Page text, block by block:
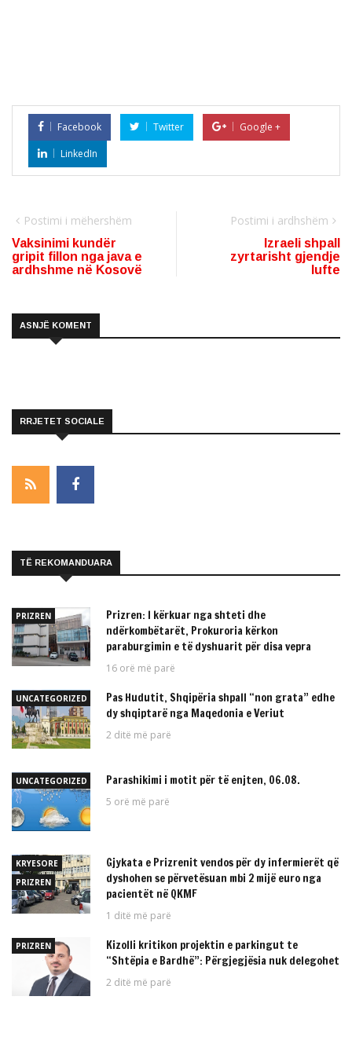
Facebook Twitter
Google +
LinkedIn
Postimi i mëhershëm
Vaksinimi kundër
gripit fillon nga java e
ardhshme në Kosovë
Postimi i ardhshëm
Izraeli shpall
zyrtarisht gjendje
lufte
ASNJË KOMENT
RRJETET SOCIALE
TË REKOMANDUARA
PRIZREN
Prizren: I kërkuar nga shteti dhe
ndërkombëtarët, Prokuroria kërkon
paraburgimin e të dyshuarit për disa vepra
16 orë më parë
UNCATEGORIZED
Pas Hudutit, Shqipëria shpall “non grata” edhe
dy shqiptarë nga Maqedonia e Veriut
2 ditë më parë
UNCATEGORIZED Parashikimi i motit për të enjten, 06.08.
5 orë më parë
KRYESORE
PRIZREN
Gjykata e Prizrenit vendos për dy infermierët që
dyshohen se përvetësuan mbi 2 mijë euro nga
pacientët në QKMF
1 ditë më parë
PRIZREN
Kizolli kritikon projektin e parkingut te
“Shtëpia e Bardhë”: Përgjegjësia nuk delegohet
2 ditë më parë